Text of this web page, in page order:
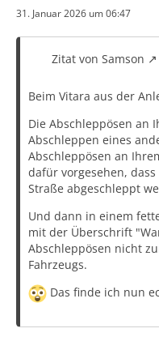
31. Januar 2026 um 06:47
Zitat von Samson
Beim Vitara aus der
Die Abschleppösen an
Abschleppen eines
Abschleppösen an
dafür vorgesehen,
Straße abgeschleppt
Und dann in einem
mit der Überschrift
Abschleppösen nicht
Fahrzeugs.
Das finde ich nun